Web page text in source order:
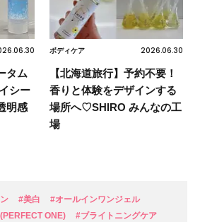
タム
シー
明感
ボディケア 2026.06.30
【北海道旅行】予約不要！
香りと体験をデザインする
場所へ♡SHIRO みんなの工
場
#美白
#オールインワンジェル
ONE)
#ブライトニングケア